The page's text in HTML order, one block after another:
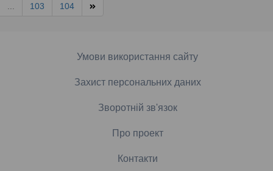
103 104
Умови використання сайту
Захист персональних даних
Зворотній зв'язок
Про проект
Контакти